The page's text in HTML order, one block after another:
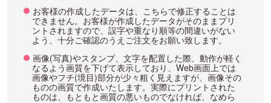
お客様の作成したデータは、こちらで修正することは
できません。お客様が作成したデータがそのままプリ
ントされますので、誤字や重なり順等の間違いがない
よう、十分ご確認のうえご注文をお願い致します。
画像(写真)やスタンプ、文字を配置した際、動作が軽く
なるよう画質を下げて表示しており、Web画面上では
画像やフチ(境目)部分が少々粗く見えますが、画像その
ものの画質で作成いたします。実際にプリントされた
ものは、もともと画質の悪いものでなければ、なめら